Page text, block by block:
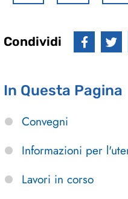
Condividi
In Questa Pagina
Convegni
Informazioni per
Lavori in corso